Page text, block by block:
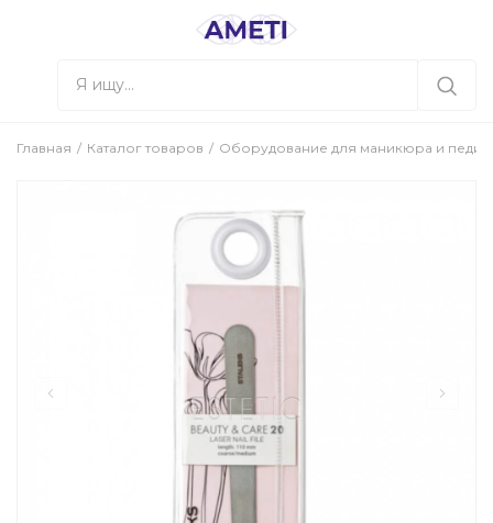
Главная Каталог товаров Оборудование для маникюра и